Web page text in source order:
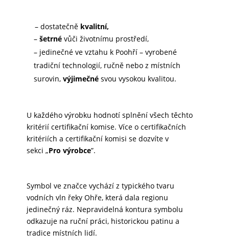
– dostatečně kvalitní,
– šetrnévůči životnímu prostředí,
– jedinečné ve vztahu k Poohří – vyrobené
tradiční technologií, ručně nebo z místních
surovin, výjimečnésvou vysokou kvalitou.
U každého výrobku hodnotí splnění všech těchto
kritérií certifikační komise. Více o certifikačních
kritériích a certifikační komisi se dozvíte v
sekci „Pro výrobce”.
Symbol ve značce vychází z typického tvaru
vodních vln řeky Ohře, která dala regionu
jedinečný ráz. Nepravidelná kontura symbolu
odkazuje na ruční práci, historickou patinu a
tradice místních lidí.